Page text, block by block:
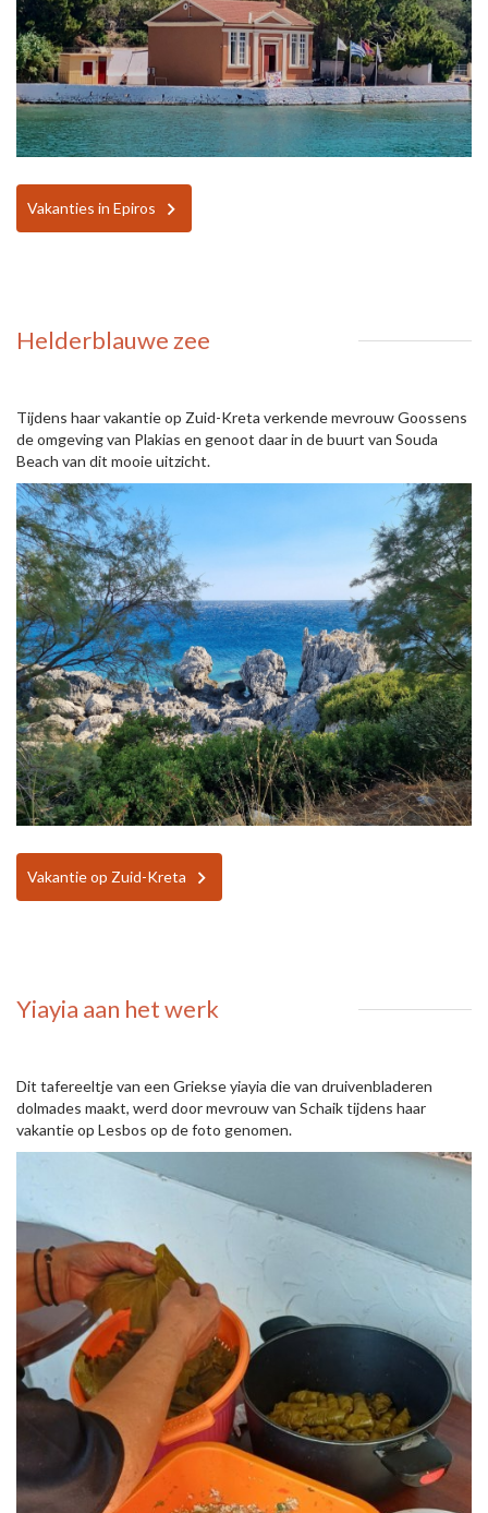
Vakanties in Epiros
Helderblauwe zee
Tijdens haar vakantie op Zuid-Kreta verkende mevrouw Goossens
de omgeving van Plakias en genoot daar in de buurt van Souda
Beach van dit mooie uitzicht.
Vakantie op Zuid-Kreta
Yiayia aan het werk
Dit tafereeltje van een Griekse yiayia die van druivenbladeren
dolmades maakt, werd door mevrouw van Schaik tijdens haar
vakantie op Lesbos op de foto genomen.